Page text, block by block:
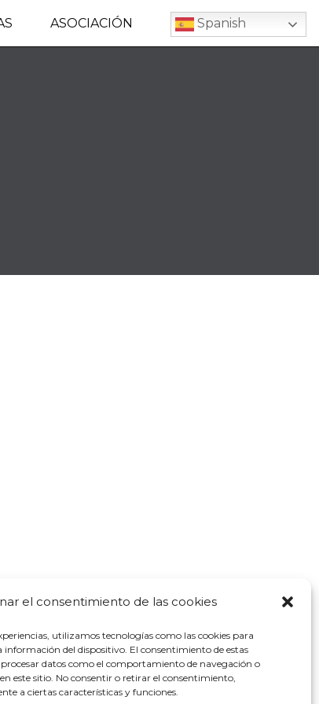
el consentimiento de las cookies
utilizamos tecnologías como las cookies para
información del dispositivo. El consentimiento de estas
datos como el comportamiento de navegación o
este sitio. No consentir o retirar el consentimiento,
a ciertas características y funciones.
ASOCIACIÓN Spanish